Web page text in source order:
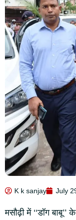
K k sanjay July
मसौढ़ी में ‘‘डॉग